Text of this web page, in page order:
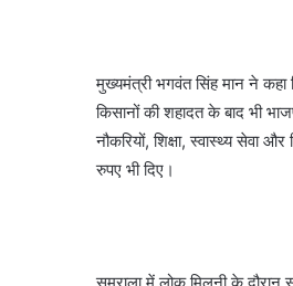
मुख्यमंत्री भगवंत सिंह मान ने
किसानों की शहादत के बाद भी
नौकरियों, शिक्षा, स्वास्थ्य सेवा
रुपए भी दिए।